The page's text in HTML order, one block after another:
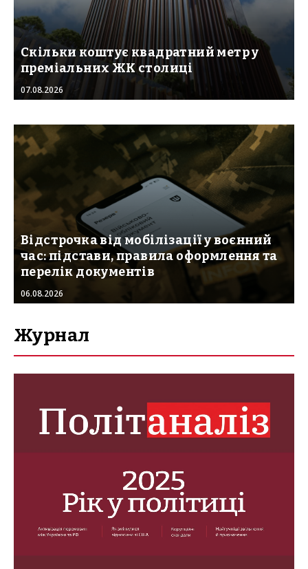
Скільки коштує квадратний метр у
преміальних ЖК столиці
07.08.2026
Відстрочка від мобілізації у воєнний
час: підстави, правила оформлення та
перелік документів
06.08.2026
Журнал